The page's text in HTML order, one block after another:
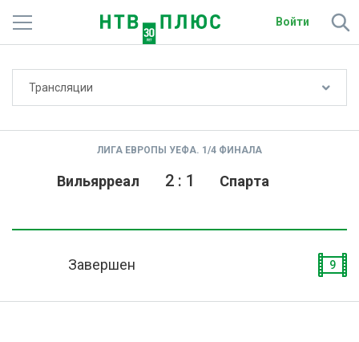
Войти
Трансляции
ЛИГА ЕВРОПЫ УЕФА. 1/4 ФИНАЛА
Вильярреал Спарта
2: 1
Завершен 9